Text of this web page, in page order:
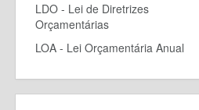
LDO - Lei de Diretrizes
Orçamentárias
LOA - Lei Orçamentária Anual